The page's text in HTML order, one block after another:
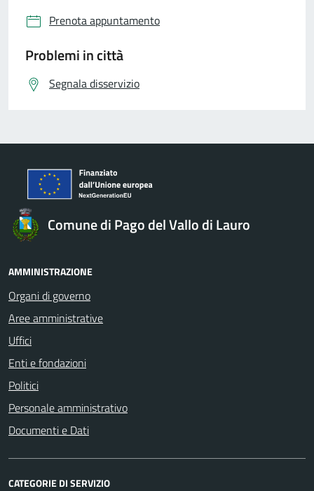
Prenota appuntamento
Problemi in città
Segnala disservizio
Comune di Pago del Vallo di Lauro
AMMINISTRAZIONE
Organi di governo
Aree amministrative
Uffici
Enti e fondazioni
Politici
Personale amministrativo
Documenti e Dati
CATEGORIE DI SERVIZIO